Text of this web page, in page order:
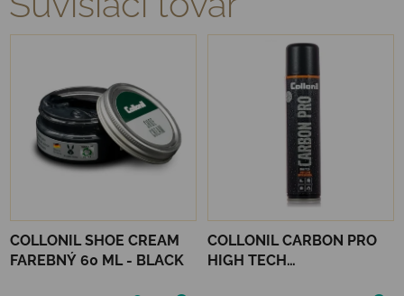
COLLONIL SHOE CREAM
FAREBNÝ 60 ML - BLACK
COLLONIL CARBON PRO
HIGH TECH